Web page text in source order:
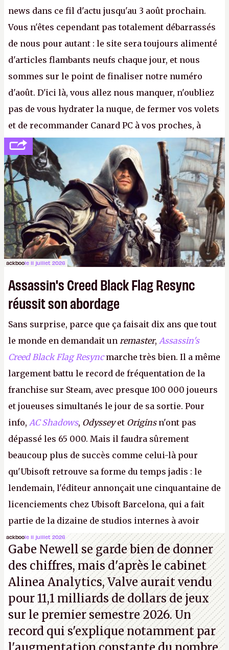
news dans ce fil d'actu jusqu'au 3 août prochain.
Vous n'êtes cependant pas totalement débarrassés
de nous pour autant : le site sera toujours alimenté
d'articles flambants neufs chaque jour, et nous
sommes sur le point de finaliser notre numéro
d'août. D'ici là, vous allez nous manquer, n'oubliez
pas de vous hydrater la nuque, de fermer vos volets
et de recommander Canard PC à vos proches, à
votre famille et aux inconnus que vous croisez
dans la rue. Bon été à tous ! –ER.
ackboole 11 juillet 2026
Assassin's Creed Black Flag Resync
réussit son abordage
Sans surprise, parce que ça faisait dix ans que tout
le monde en demandait un remaster, Assassin's
Creed Black Flag Resyncmarche très bien. Il a même
largement battu le record de fréquentation de la
franchise sur Steam, avec presque 100 000 joueurs
et joueuses simultanés le jour de sa sortie. Pour
info, AC Shadows, Odysseyet Originsn'ont pas
dépassé les 65 000. Mais il faudra sûrement
beaucoup plus de succès comme celui-là pour
qu'Ubisoft retrouve sa forme du temps jadis : le
lendemain, l'éditeur annonçait une cinquantaine de
licenciements chez Ubisoft Barcelona, qui a fait
partie de la dizaine de studios internes à avoir
travaillé sur cetAssassin's Creedsous la direction
d'Ubisoft Singapour.A.
ackboole 11 juillet 2026
Gabe Newell se garde bien de donner
des chiffres, mais d'après le cabinet
Alinea Analytics, Valve aurait vendu
pour 11,1 milliards de dollars de jeux
sur le premier semestre 2026. Un
record qui s'explique notamment par